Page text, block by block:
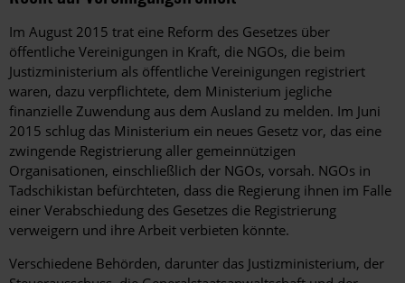
Im August 2015 trat eine Reform des Gesetzes über
öffentliche Vereinigungen in Kraft, die NGOs, die beim
Justizministerium als öffentliche Vereinigungen registriert
waren, dazu verpflichtete, dem Ministerium jegliche
finanzielle Zuwendung aus dem Ausland zu melden. Im Juni
2015 schlug das Ministerium ein neues Gesetz vor, das eine
zwingende Registrierung aller gemeinnützigen
Organisationen, einschließlich der NGOs, vorsah. NGOs in
Tadschikistan befürchteten, dass die Regierung ihnen im Falle
einer Verabschiedung des Gesetzes die Registrierung
verweigern und ihre Arbeit verbieten könnte.
Verschiedene Behörden, darunter das Justizministerium, der